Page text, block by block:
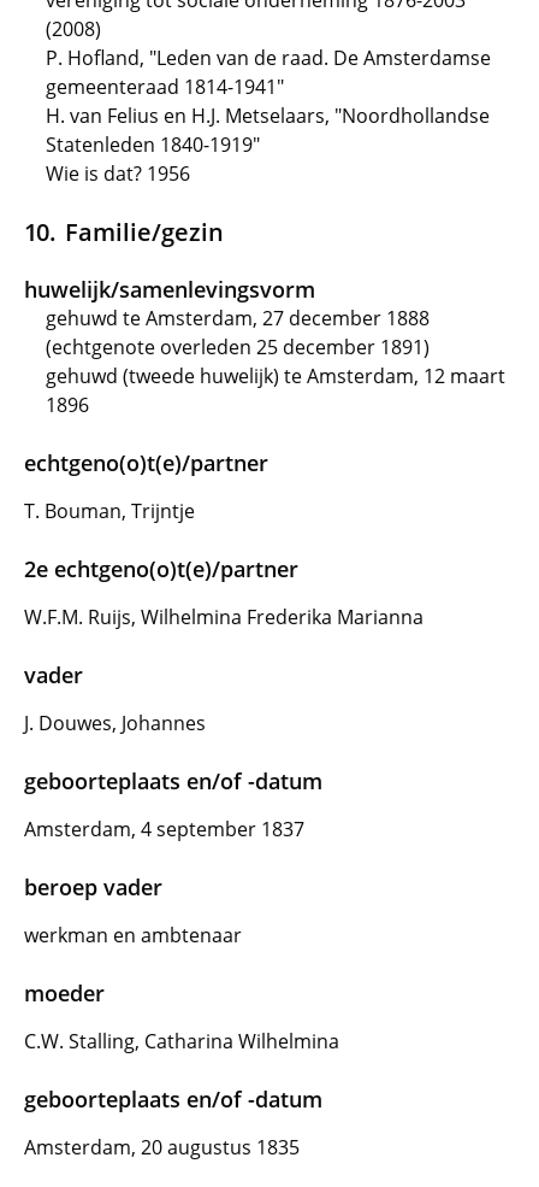
(2008)
P. Hofland, "Leden van de raad. De Amsterdamse
gemeenteraad 1814-1941"
H. van Felius en H.J. Metselaars, "Noordhollandse
Statenleden 1840-1919"
Wie is dat? 1956
Familie/gezin
huwelijk/samenlevingsvorm
gehuwd te Amsterdam, 27 december 1888
(echtgenote overleden 25 december 1891)
gehuwd (tweede huwelijk) te Amsterdam, 12 maart
1896
echtgeno(o)t(e)/partner
T. Bouman, Trijntje
2e echtgeno(o)t(e)/partner
W.F.M. Ruijs, Wilhelmina Frederika Marianna
vader
J. Douwes, Johannes
geboorteplaats en/of -datum
Amsterdam, 4 september 1837
beroep vader
werkman en ambtenaar
moeder
C.W. Stalling, Catharina Wilhelmina
geboorteplaats en/of -datum
Amsterdam, 20 augustus 1835